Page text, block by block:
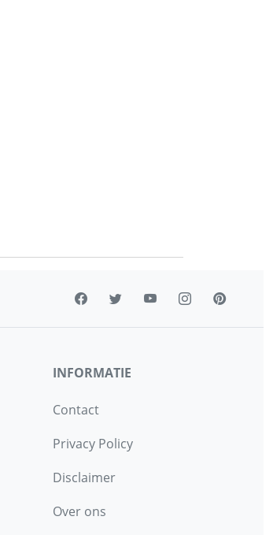
INFORMATIE
Contact
Privacy Policy
Disclaimer
Over ons